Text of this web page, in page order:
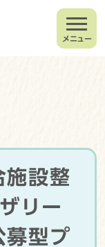
メニュー
施設整
リー
募型プ